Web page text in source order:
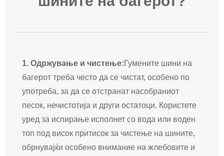
1. Одржување и чистење:Гумените шини на
багерот треба често да се чистат, особено по
употреба, за да се отстранат насобраниот
песок, нечистотија и други остатоци. Користете
уред за испирање исполнет со вода или воден
топ под висок притисок за чистење на шините,
обрнувајќи особено внимание на жлебовите и